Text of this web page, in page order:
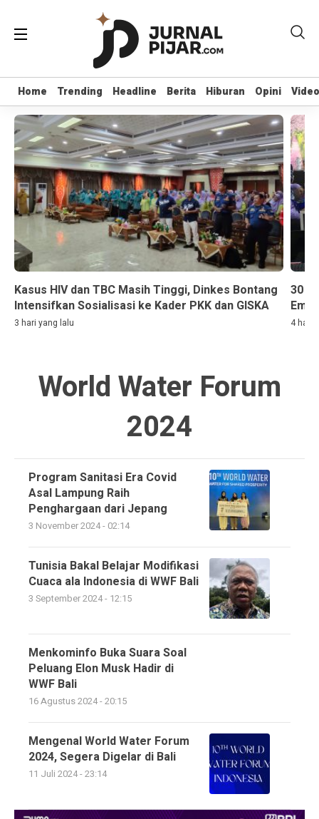
Home Trending Headline Berita Hiburan Opini Video
Home Trending Headline Berita Hiburan Opini Video
Kasus HIV dan TBC Masih Tinggi, Dinkes Bontang
Intensifkan Sosialisasi ke Kader PKK dan GISKA
3 hari yang lalu
30
4 hari
World Water Forum
2024
Program Sanitasi Era Covid
Asal Lampung Raih
Penghargaan dari Jepang
3 November 2024 - 02:14
Tunisia Bakal Belajar Modifikasi
Cuaca ala Indonesia di WWF Bali
3 September 2024 - 12:15
Menkominfo Buka Suara Soal
Peluang Elon Musk Hadir di
WWF Bali
16 Agustus 2024 - 20:15
Mengenal World Water Forum
2024, Segera Digelar di Bali
11 Juli 2024 - 23:14